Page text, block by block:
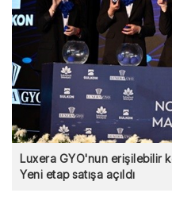
Luxera GYO'nun erişilebilir
Yeni etap satışa açıldı